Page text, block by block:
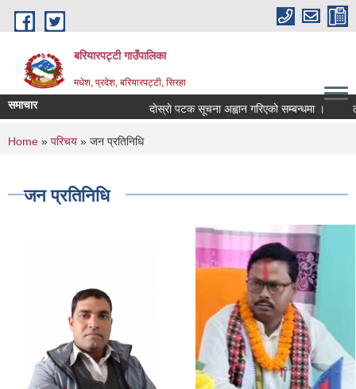
Skip to main content
बरियारपट्टी गाउँपालिका
मधेश, प्रदेश, बरियारपट्टी, सिरहा
समाचार दाेस्राे पटक सूचना अह्वान गरिएकाे सम्बन्धमा ।
You are here
Home » परिचय » जन प्रतिनिधि
जन प्रतिनिधि